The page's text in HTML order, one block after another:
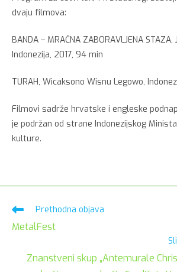
dvaju filmova:
BANDA – MRAČNA ZABORAVLJENA
Indonezija, 2017, 94 min
TURAH, Wicaksono Wisnu Legowo,
Filmovi sadrže hrvatske i engleske
je podržan od strane Indonezijskog
kulture.
Pročitaj
članaka
Prethodna objava
MetalFest
Znanstveni skup „Antemurale